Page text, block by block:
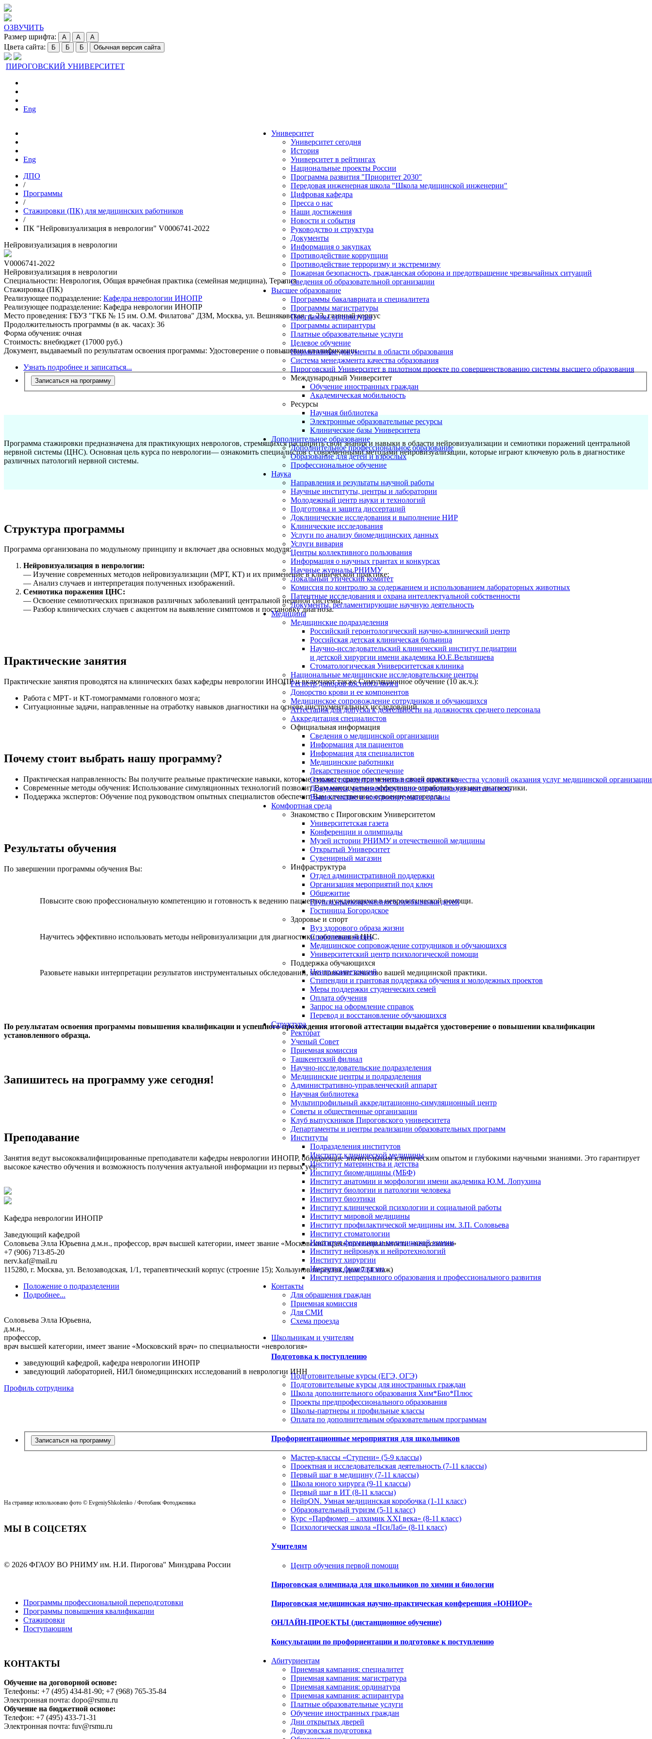
ОЗВУЧИТЬ
Размер шрифта:
A A A
Цвета сайта: Б Б Б Обычная версия сайта
ПИРОГОВСКИЙ УНИВЕРСИТЕТ
Eng
Университет
Университет сегодня
История
Университет в рейтингах
Национальные проекты России
Программа развития "Приоритет 2030"
Передовая инженерная школа "Школа медицинской инженерии"
Цифровая кафедра
Пресса о нас
Наши достижения
Новости и события
Руководство и структура
Документы
Информация о закупках
Противодействие коррупции
Противодействие терроризму и экстремизму
Пожарная безопасность, гражданская оборона и предотвращение чрезвычайных ситуаций
Сведения об образовательной организации
Высшее образование
Программы бакалавриата и специалитета
Программы магистратуры
Программы ординатуры
Программы аспирантуры
Платные образовательные услуги
Целевое обучение
Нормативные документы в области образования
Система менеджмента качества образования
Пироговский Университет в пилотном проекте по совершенствованию системы высшего образования
Международный Университет
Обучение иностранных граждан
Академическая мобильность
Ресурсы
Научная библиотека
Электронные образовательные ресурсы
Клинические базы Университета
Дополнительное образование
Дополнительное профессиональное образование
Образование для детей и взрослых
Профессиональное обучение
Наука
Направления и результаты научной работы
Научные институты, центры и лаборатории
Молодежный центр науки и технологий
Подготовка и защита диссертаций
Доклинические исследования и выполнение НИР
Клинические исследования
Услуги по анализу биомедицинских данных
Услуги вивария
Центры коллективного пользования
Информация о научных грантах и конкурсах
Научные журналы РНИМУ
Локальный этический комитет
Комиссия по контролю за содержанием и использованием лабораторных животных
Патентные исследования и охрана интеллектуальной собственности
Документы, регламентирующие научную деятельность
Медицина
Медицинские подразделения
Российский геронтологический научно-клинический центр
Российская детская клиническая больница
Научно-исследовательский клинический институт педиатрии
и детской хирургии имени академика Ю.Е.Вельтищева
Стоматологическая Университетская клиника
Национальные медицинские исследовательские центры
Регистр доноров костного мозга
Донорство крови и ее компонентов
Медицинское сопровождение сотрудников и обучающихся
Аттестация для допуска к деятельности на должностях среднего персонала
Аккредитация специалистов
Официальная информация
Сведения о медицинской организации
Информация для пациентов
Информация для специалистов
Медицинские работники
Лекарственное обеспечение
Отзывы пациентов и независимая оценка качества условий оказания услуг медицинской организации
Документы, регламентирующие медицинскую деятельность
Вышестоящие и контролирующие органы
Комфортная среда
Знакомство с Пироговским Университетом
Университетская газета
Конференции и олимпиады
Музей истории РНИМУ и отечественной медицины
Открытый Университет
Сувенирный магазин
Инфраструктура
Отдел административной поддержки
Организация мероприятий под ключ
Общежитие
Группа кратковременного пребывания детей
Гостиница Богородское
Здоровье и спорт
Вуз здорового образа жизни
Спортивная жизнь
Медицинское сопровождение сотрудников и обучающихся
Университетский центр психологической помощи
Поддержка обучающихся
Центр компетенций
Стипендии и грантовая поддержка обучения и молодежных проектов
Меры поддержки студенческих семей
Оплата обучения
Запрос на оформление справок
Перевод и восстановление обучающихся
Структура
Ректорат
Ученый Совет
Приемная комиссия
Ташкентский филиал
Научно-исследовательские подразделения
Медицинские центры и подразделения
Административно-управленческий аппарат
Научная библиотека
Мультипрофильный аккредитационно-симуляционный центр
Советы и общественные организации
Клуб выпускников Пироговского университета
Департаменты и центры реализации образовательных программ
Институты
Подразделения институтов
Институт клинической медицины
Институт материнства и детства
Институт биомедицины (МБФ)
Институт анатомии и морфологии имени академика Ю.М. Лопухина
Институт биологии и патологии человека
Институт биоэтики
Институт клинической психологии и социальной работы
Институт мировой медицины
Институт профилактической медицины им. З.П. Соловьева
Институт стоматологии
Институт фармации и медицинской химии
Институт нейронаук и нейротехнологий
Институт хирургии
Институт физиологии
Институт непрерывного образования и профессионального развития
Контакты
Для обращения граждан
Приемная комиссия
Для СМИ
Схема проезда
Школьникам и учителям
Подготовка к поступлению
Подготовительные курсы (ЕГЭ, ОГЭ)
Подготовительные курсы для иностранных граждан
Школа дополнительного образования Хим*Био*Плюс
Проекты предпрофессионального образования
Школы-партнеры и профильные классы
Оплата по дополнительным образовательным программам
Профориентационные мероприятия для школьников
Мастер-классы «Ступени» (5-9 классы)
Проектная и исследовательская деятельность (7-11 классы)
Первый шаг в медицину (7-11 классы)
Школа юного хирурга (9-11 классы)
Первый шаг в ИТ (8-11 классы)
НейрON. Умная медицинская коробочка (1-11 класс)
Образовательный туризм (5-11 класс)
Курс «Парфюмер – алхимик XXI века» (8-11 класс)
Психологическая школа «ПсиЛаб» (8-11 класс)
Учителям
Центр обучения первой помощи
Пироговская олимпиада для школьников по химии и биологии
Пироговская медицинская научно-практическая конференция «ЮНИОР»
ОНЛАЙН-ПРОЕКТЫ (дистанционное обучение)
Консультации по профориентации и подготовке к поступлению
Абитуриентам
Приемная кампания: специалитет
Приемная кампания: магистратура
Приемная кампания: ординатура
Приемная кампания: аспирантура
Платные образовательные услуги
Обучение иностранных граждан
Дни открытых дверей
Довузовская подготовка
Eng
ДПО
/
Программы
/
Стажировки (ПК) для медицинских работников
/
ПК "Нейровизуализация в неврологии" V0006741-2022
Нейровизуализация в неврологии
V0006741-2022
Нейровизуализация в неврологии
Специальности: Неврология, Общая врачебная практика (семейная медицина), Терапия
Стажировка (ПК)
Реализующее подразделение: Кафедра неврологии ИНОПР
Реализующее подразделение: Кафедра неврологии ИНОПР
Место проведения: ГБУЗ "ГКБ № 15 им. О.М. Филатова" ДЗМ, Москва, ул. Вешняковская, д. 23, главный корпус
Продолжительность программы (в ак. часах): 36
Форма обучения: очная
Стоимость: внебюджет (17000 руб.)
Документ, выдаваемый по результатам освоения программы: Удостоверение о повышении квалификации
Узнать подробнее и записаться...
Записаться на программу
Программа стажировки предназначена для практикующих неврологов, стремящихся расширить свои знания и навыки в области нейровизуализации и семиотики поражений центральной
нервной системы (ЦНС). Основная цель курса по неврологии— ознакомить специалистов с современными методами нейровизуализации, которые играют ключевую роль в диагностике
различных патологий нервной системы.
Структура программы
Программа организована по модульному принципу и включает два основных модуля:
Нейровизуализация в неврологии:
— Изучение современных методов нейровизуализации (МРТ, КТ) и их применение в клинической практике;
— Анализ случаев и интерпретация полученных изображений.
Семиотика поражения ЦНС:
— Освоение семиотических признаков различных заболеваний центральной нервной системы;
— Разбор клинических случаев с акцентом на выявление симптомов и постановку диагноза.
Практические занятия
Практические занятия проводятся на клинических базах кафедры неврологии ИНОПР и включают также Симуляционное обучение (10 ак.ч.):
Работа с МРТ- и КТ-томограммами головного мозга;
Ситуационные задачи, направленные на отработку навыков диагностики на основе инструментальных исследований.
Почему стоит выбрать нашу программу?
Практическая направленность: Вы получите реальные практические навыки, которые сможете сразу применить в своей практике.
Современные методы обучения: Использование симуляционных технологий позволит Вам максимально эффективно отработать навыки диагностики.
Поддержка экспертов: Обучение под руководством опытных специалистов обеспечит Вам качественное освоение материала.
Результаты обучения
По завершении программы обучения Вы:
Повысите свою профессиональную компетенцию и готовность к ведению пациентов, нуждающихся в неврологической помощи.
Научитесь эффективно использовать методы нейровизуализации для диагностики заболеваний ЦНС.
Разовьете навыки интерпретации результатов инструментальных обследований, что повысит качество вашей медицинской практики.
По результатам освоения программы повышения квалификации и успешного прохождения итоговой аттестации выдаётся удостоверение о повышении квалификации
установленного образца.
Запишитесь на программу уже сегодня!
Преподавание
Занятия ведут высококвалифицированные преподаватели кафедры неврологии ИНОПР, обладающие значительным клиническим опытом и глубокими научными знаниями. Это гарантирует
высокое качество обучения и возможность получения актуальной информации из первых уст.
Кафедра неврологии ИНОПР
Заведующий кафедрой
Соловьева Элла Юрьевна д.м.н., профессор, врач высшей категории, имеет звание «Московский врач» по специальности «неврология»
+7 (906) 713-85-20
nerv.kaf@mail.ru
115280, г. Москва, ул. Велозаводская, 1/1, терапевтический корпус (строение 15); Хользунов переулок, дом 7 (4 этаж)
Положение о подразделении
Подробнее...
Соловьева Элла Юрьевна,
д.м.н.,
профессор,
врач высшей категории, имеет звание «Московский врач» по специальности «неврология»
заведующий кафедрой, кафедра неврологии ИНОПР
заведующий лабораторией, НИЛ биомедицинских исследований в неврологии ИНН
Профиль сотрудника
Записаться на программу
На странице использовано фото © EvgeniyShkolenko / Фотобанк Фотодженика
МЫ В СОЦСЕТЯХ
© 2026 ФГАОУ ВО РНИМУ им. Н.И. Пирогова" Минздрава России
Программы профессиональной переподготовки
Программы повышения квалификации
Стажировки
Поступающим
КОНТАКТЫ
Обучение на договорной основе:
Телефоны: +7 (495) 434-81-90; +7 (968) 765-35-84
Электронная почта: dopo@rsmu.ru
Обучение на бюджетной основе:
Телефон: +7 (495) 433-71-31
Электронная почта: fuv@rsmu.ru